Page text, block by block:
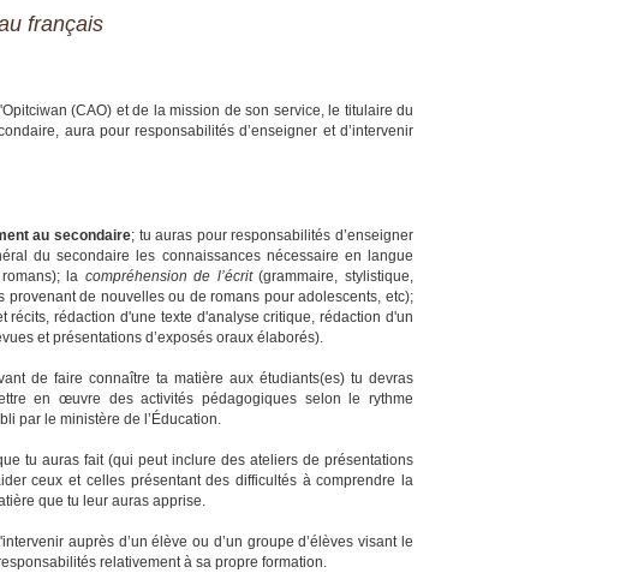
français
(CAO) et de la mission de son service, le titulaire du
aura pour responsabilités d’enseigner et d’intervenir
au secondaire; tu auras pour responsabilités d’enseigner
du secondaire les connaissances nécessaire en langue
la compréhension de l’écrit(grammaire, stylistique,
de nouvelles ou de romans pour adolescents, etc);
rédaction d'une texte d'analyse critique, rédaction d'un
et présentations d’exposés oraux élaborés).
de faire connaître ta matière aux étudiants(es) tu devras
en œuvre des activités pédagogiques selon le rythme
par le ministère de l’Éducation.
tu auras fait (qui peut inclure des ateliers de présentations
ceux et celles présentant des difficultés à comprendre la
que tu leur auras apprise.
auprès d’un élève ou d’un groupe d’élèves visant le
relativement à sa propre formation.